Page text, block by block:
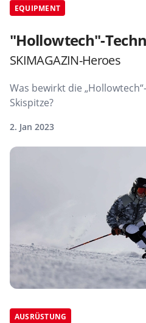
EQUIPMENT
"Hollowtech"-
SKIMAGAZIN-Heroes
Was bewirkt die
Skispitze?
2. Jan 2023
AUSRÜSTUNG